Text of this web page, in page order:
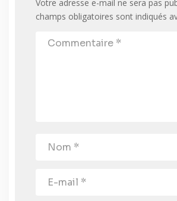
Votre adresse e-mail ne sera pas
champs obligatoires sont indiqués